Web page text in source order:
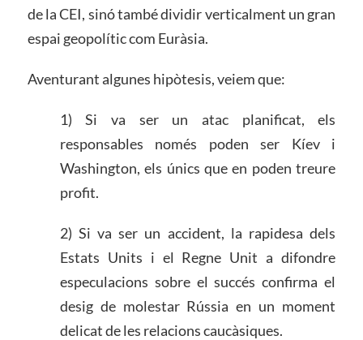
de la CEI, sinó també dividir verticalment un gran
espai geopolític com Euràsia.
Aventurant algunes hipòtesis, veiem que:
1) Si va ser un atac planificat, els
responsables només poden ser Kíev i
Washington, els únics que en poden treure
profit.
2) Si va ser un accident, la rapidesa dels
Estats Units i el Regne Unit a difondre
especulacions sobre el succés confirma el
desig de molestar Rússia en un moment
delicat de les relacions caucàsiques.